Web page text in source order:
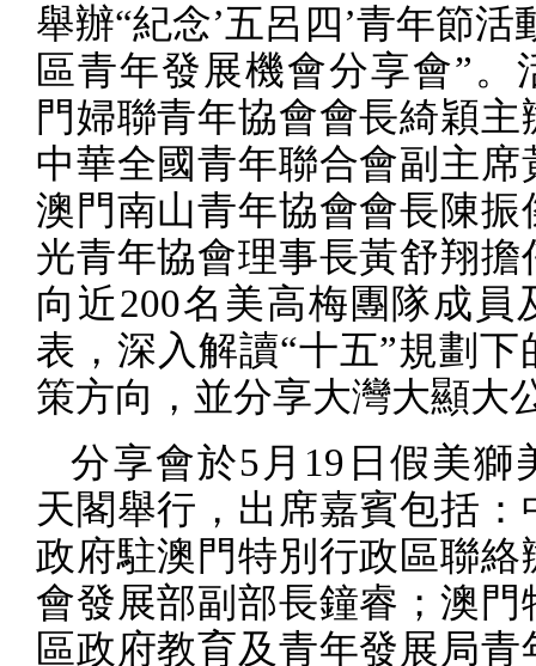
舉辦“紀念’五呂四 ’青年節活
區青年發展機會分享會”。
門婦聯青年協會會長綺穎主
中華全國青年聯合會副主席
澳門南山青年協會會長陳振
光青年協會理事長黃舒翔擔
向近200名美高梅團隊成員
表，深入解讀“十五”規劃下
策方向，並分享大灣大顯大
分享會於5 月 19 日假美獅
天閣舉行，出席嘉賓包括：
政府駐澳門特別行政區聯絡
會發展部副部長鐘睿；澳門
區政府教育及青年發展局青